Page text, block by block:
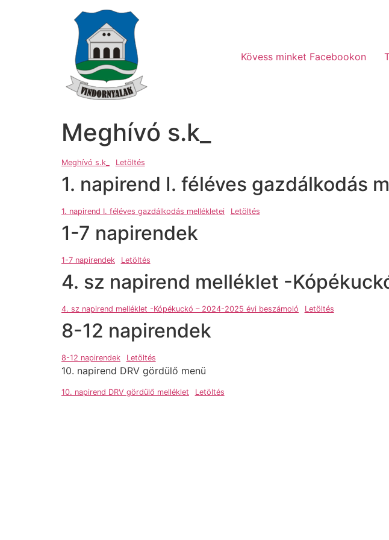
Kövess minket Facebookon
Meghívó s.k_
Meghívó s.k_ Letöltés
1. napirend I. féléves gazdálkodás
1. napirend I. féléves gazdálkodás mellékletei Letöltés
1-7 napirendek
1-7 napirendek Letöltés
4. sz napirend melléklet -
4. sz napirend melléklet -Kópékuckó – 2024-2025 évi beszámoló Letöltés
8-12 napirendek
8-12 napirendek Letöltés
10. napirend DRV gördülő menü
10. napirend DRV gördülő melléklet Letöltés